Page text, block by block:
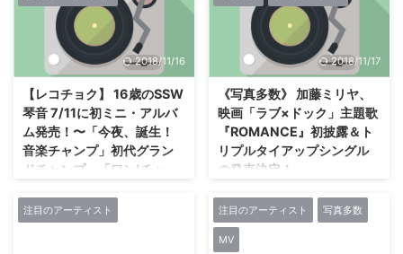
写”を作る企画を実施。 記念す
べき30歳の誕 ...
約12億回、 チャンネル登録者数
は220万人を超える、 シンガーソ
ングライター・ユニット“Goose
house”。 先日、 『関ジャム完全
燃SHOW』に出演し、 巧みなコ
ーラスワークで、 そのスキルの
高さを披露したことも記憶に新し
いGoose houseが大阪のZepp
Nambaで「Goose house Live
Tour 2018 Flight」のファイナル
発表！日本コロムビアが開催し
た、 時代を切り開く次世代のア
ーティストを募集する『半熟オー
ディション supported by Eggs』
いにしお、 RiLの2組が発表され
た。 同社は日本最古のレコード
会社として、 これまで数々のア
ーティストを世に輩出し、 現在
創立107周年を迎えている。 そし
切り開いていく次世代アーティス
トを発掘すべく、 未知なるア ...
2018/11/16
【レコチョク】 16歳のSSW
琴音 7/11に初ミニ・アルバ
ム発売！〜「今夜、誕生！
音楽チャンプ」初代グラン
ドチャンプ、「ワン!チャ
2018への挑戦〜」グランプ
リ〜
2018/11/17
《写真多数》 加藤ミリヤ、
映画「ラブ×ドック」主題歌
『ROMANCE』初披露＆ト
リプルタイアップシングル
の発売決定！
ク」主題歌『ROMANCE』初披露
＆トリプルタイアップシングルの
発売決定！ 横浜アリーナで行わ
注目のアーティスト 注目のアーティスト 写真多数
MV